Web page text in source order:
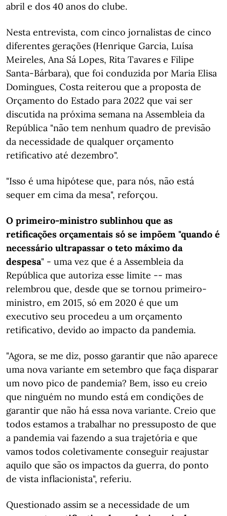
abril e dos 40 anos do clube.
Nesta entrevista, com cinco jornalistas de cinco
diferentes gerações (Henrique Garcia, Luísa
Meireles, Ana Sá Lopes, Rita Tavares e Filipe
Santa-Bárbara), que foi conduzida por Maria Elisa
Domingues, Costa reiterou que a proposta de
Orçamento do Estado para 2022 que vai ser
discutida na próxima semana na Assembleia da
República "não tem nenhum quadro de previsão
da necessidade de qualquer orçamento
retificativo até dezembro".
"Isso é uma hipótese que, para nós, não está
sequer em cima da mesa", reforçou.
O primeiro-ministro sublinhou que as
retificações orçamentais só se impõem "quando é
necessário ultrapassar o teto máximo da
despesa" - uma vez que é a Assembleia da
República que autoriza esse limite -- mas
relembrou que, desde que se tornou primeiro-
ministro, em 2015, só em 2020 é que um
executivo seu procedeu a um orçamento
retificativo, devido ao impacto da pandemia.
"Agora, se me diz, posso garantir que não aparece
uma nova variante em setembro que faça disparar
um novo pico de pandemia? Bem, isso eu creio
que ninguém no mundo está em condições de
garantir que não há essa nova variante. Creio que
todos estamos a trabalhar no pressuposto de que
a pandemia vai fazendo a sua trajetória e que
vamos todos coletivamente conseguir reajustar
aquilo que são os impactos da guerra, do ponto
de vista inflacionista", referiu.
Questionado assim se a necessidade de um